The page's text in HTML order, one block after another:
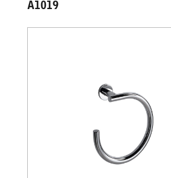
A1019